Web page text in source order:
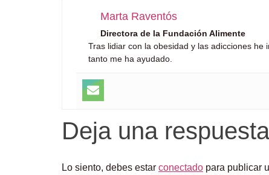
Marta Raventós
Directora de la Fundación Alimente
Tras lidiar con la obesidad y las adicciones
tanto me ha ayudado.
Deja una respuesta
Lo siento, debes estar conectado para publicar